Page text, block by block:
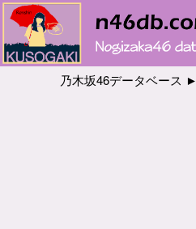
乃木坂46データベース ►